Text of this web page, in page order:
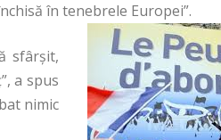
în tenebrele Europei”.
sfârşit,
a spus
nimic